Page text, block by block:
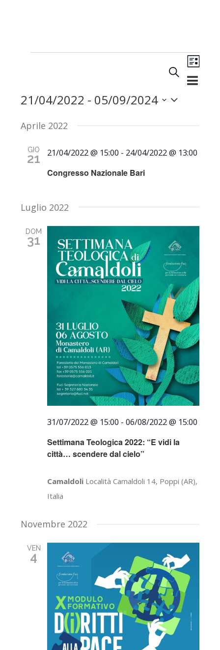
Eventi
Cerca
Evento
Viste
Lista
21/04/2022 - 05/09/2024
Seleziona
la
data.
Aprile 2022
GIO
21
Congresso Nazionale Bari
21/04/2022 @ 15:00 - 24/04/2022 @ 13:00
Luglio 2022
DOM
31
Settimana Teologica 2022: “E vidi la
città… scendere dal cielo”
31/07/2022 @ 15:00 - 06/08/2022 @ 15:00
Camaldoli Località Camaldoli 14, Poppi (AR),
Italia
Novembre 2022
VEN
4